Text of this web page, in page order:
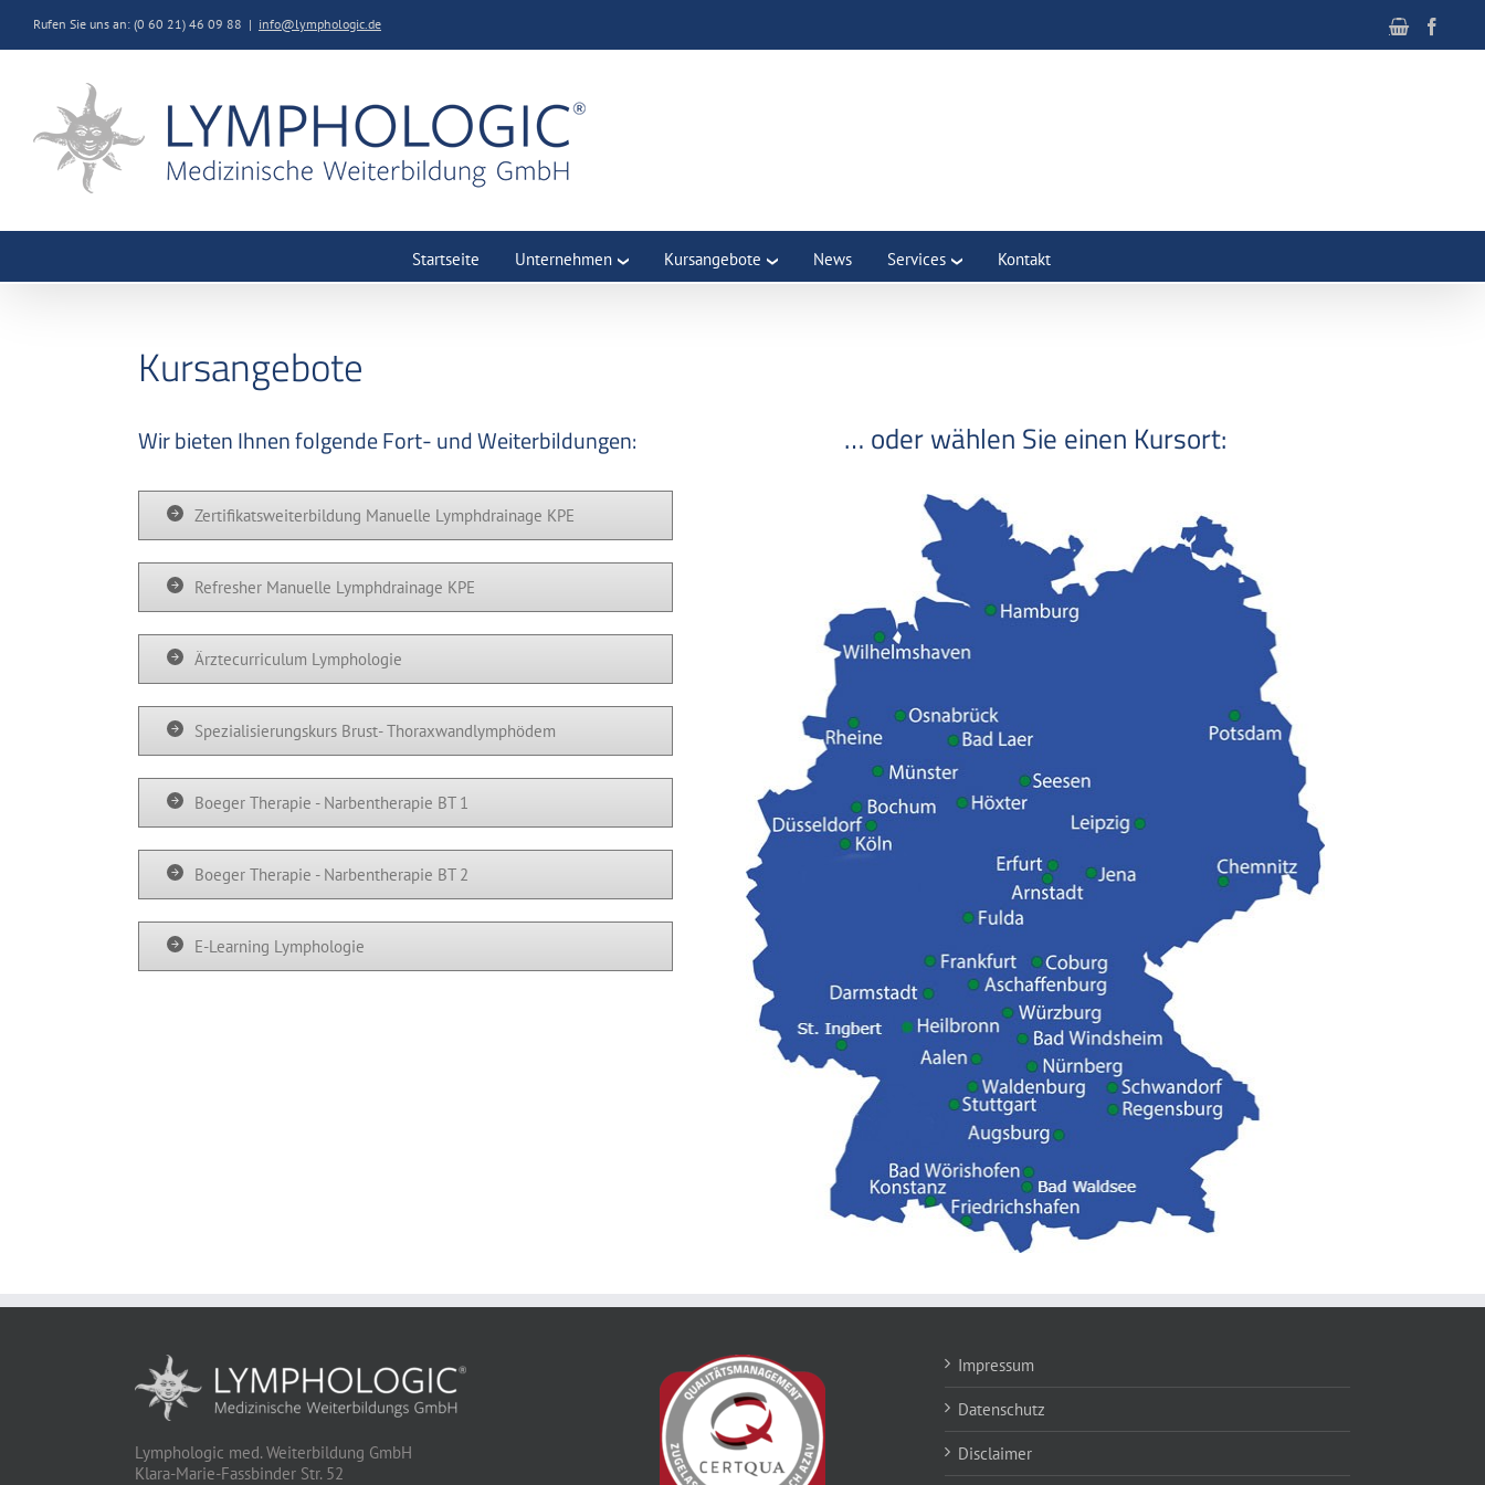
Rufen Sie uns an: (0 60 21) 46 09 88 | info@lymphologic.de
Startseite Unternehmen Kursangebote News Services Kontakt
Kursangebote
Wir bieten Ihnen folgende Fort- und Weiterbildungen:
Zertifikatsweiterbildung Manuelle Lymphdrainage KPE
Refresher Manuelle Lymphdrainage KPE
Ärztecurriculum Lymphologie
Spezialisierungskurs Brust- Thoraxwandlymphödem
Boeger Therapie - Narbentherapie BT 1
Boeger Therapie - Narbentherapie BT 2
E-Learning Lymphologie
… oder wählen Sie einen Kursort:
Lymphologic med. Weiterbildung GmbH
Klara-Marie-Fassbinder Str. 52
Impressum
Datenschutz
Disclaimer